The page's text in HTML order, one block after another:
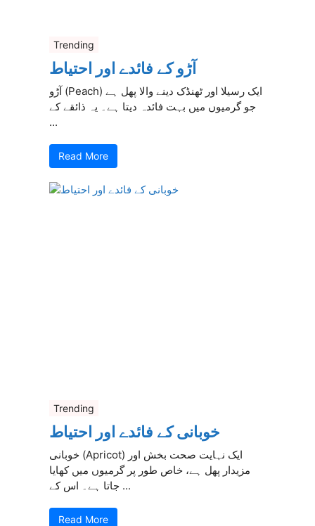
Trending
آڑو کے فائدے اور احتیاط
آڑو (Peach) ایک رسیلا اور ٹھنڈک دینے والا پھل ہے
جو گرمیوں میں بہت فائدہ دیتا ہے۔ یہ ذائقے کے
...
Read More
Trending
خوبانی کے فائدے اور احتیاط
خوبانی (Apricot) ایک نہایت صحت بخش اور
مزیدار پھل ہے، خاص طور پر گرمیوں میں کھایا
جاتا ہے۔ اس کے ...
Read More